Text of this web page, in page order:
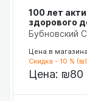
100 лет
здорового
Бубновский
Цена в
Скидка - 10 %
Цена: ₪80